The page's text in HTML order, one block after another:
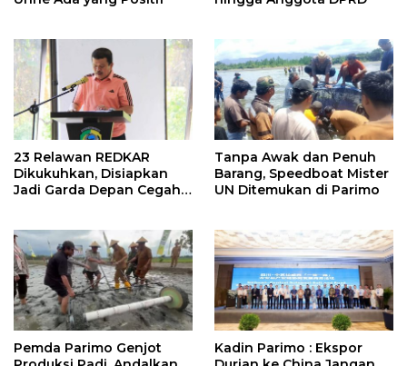
23 Relawan REDKAR
Dikukuhkan, Disiapkan
Jadi Garda Depan Cegah
Tanpa Awak dan Penuh
Barang, Speedboat Mister
UN Ditemukan di Parimo
Pemda Parimo Genjot
Kadin Parimo : Ekspor